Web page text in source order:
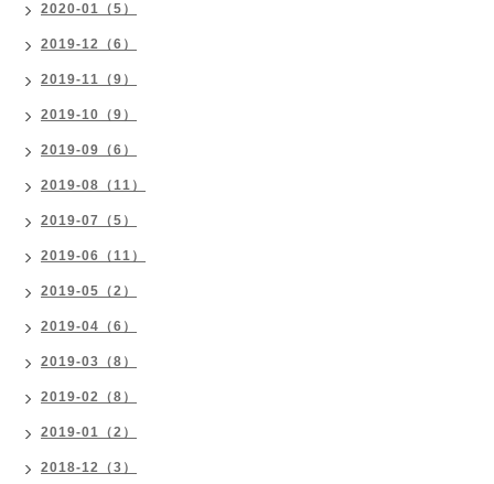
2020-01（5）
2019-12（6）
2019-11（9）
2019-10（9）
2019-09（6）
2019-08（11）
2019-07（5）
2019-06（11）
2019-05（2）
2019-04（6）
2019-03（8）
2019-02（8）
2019-01（2）
2018-12（3）